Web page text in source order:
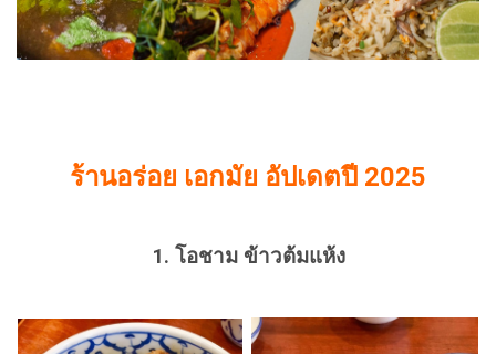
ร้านอร่อย เอกมัย อัปเดตปี 2025
1. โอชาม ข้าวต้มแห้ง